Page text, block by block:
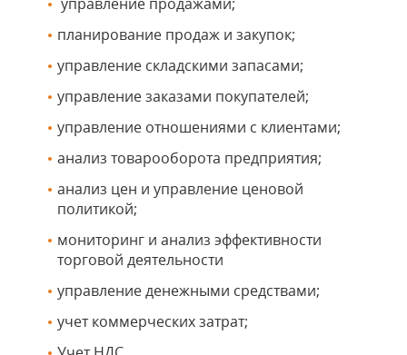
планирование продаж и закупок;
управление складскими запасами;
управление заказами покупателей;
управление отношениями с клиентами;
анализ товарооборота предприятия;
анализ цен и управление ценовой
политикой;
мониторинг и анализ эффективности
торговой деятельности
управление денежными средствами;
учет коммерческих затрат;